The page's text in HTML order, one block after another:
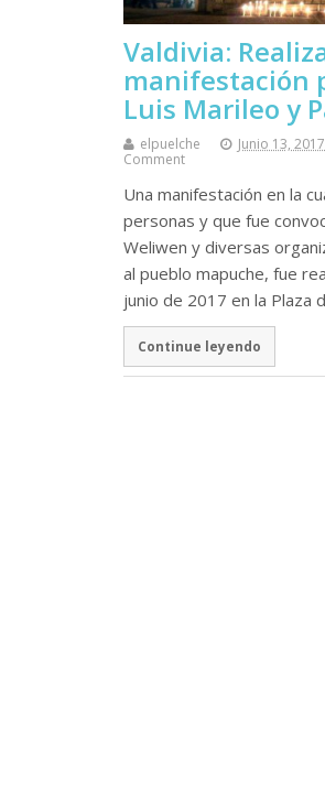
Valdivia:
manifestación
Luis Marileo y
elpuelche Junio 13, 2017
Comment
Una manifestación en la
personas y que fue
Weliwen y diversas
al pueblo mapuche, fue
junio de 2017 en la Plaza
Continue leyendo